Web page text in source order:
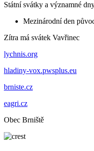
Státní svátky a významné
Mezinárodní den
Zítra má svátek Vavřinec
lychnis.org
hladiny-vox.pwsplus.eu
brniste.cz
eagri.cz
Obec Brniště